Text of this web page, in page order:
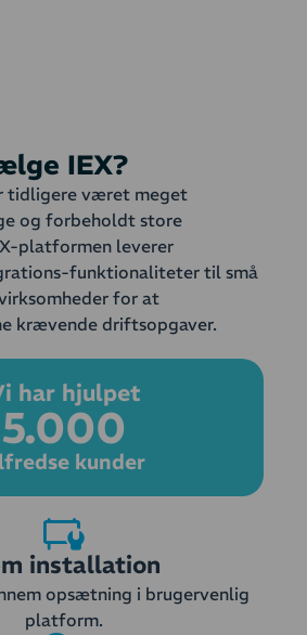
IEX?
tidligere været meget
og forbeholdt store
platformen leverer
funktionaliteter til små
for at
krævende driftsopgaver.
har hjulpet
kunder
5.000
installation
opsætning i brugervenlig
platform.